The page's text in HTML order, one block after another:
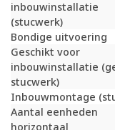
inbouwinstallatie
(stucwerk)
Bondige uitvoering
Geschikt voor
inbouwinstallatie
stucwerk)
Inbouwmontage
Aantal eenheden
horizontaal